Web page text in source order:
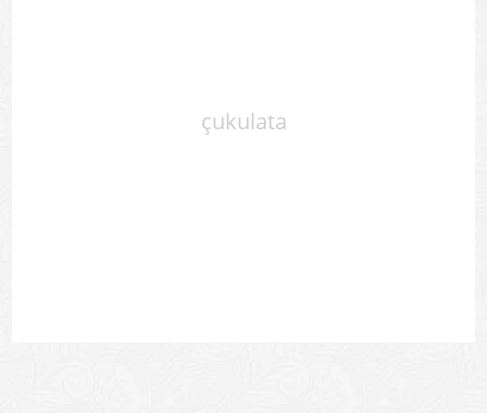
çukulata